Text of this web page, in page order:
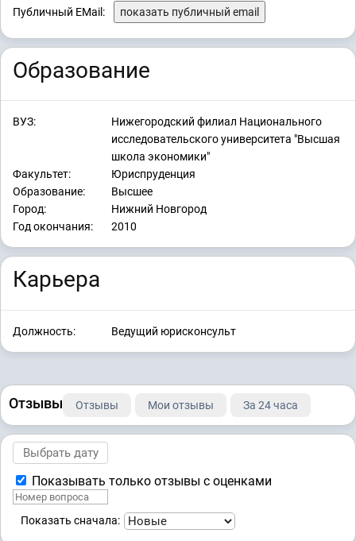
Публичный EMail:
показать публичный email
Образование
ВУЗ:
Нижегородский филиал Национального
исследовательского университета "Высшая
школа экономики"
Факультет:
Юриспруденция
Образование:
Высшее
Город:
Нижний Новгород
Год окончания:
2010
Карьера
Должность: Ведущий юрисконсульт
Отзывы Отзывы Мои отзывы За 24 часа
Показывать только отзывы с оценками
Показать сначала: